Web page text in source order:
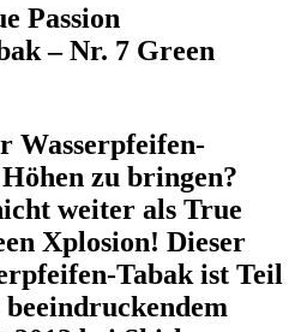
Passion
– Nr. 7 Green
Wasserpfeifen-
zu bringen?
weiter als True
Xplosion! Dieser
Tabak ist Teil
beeindruckendem